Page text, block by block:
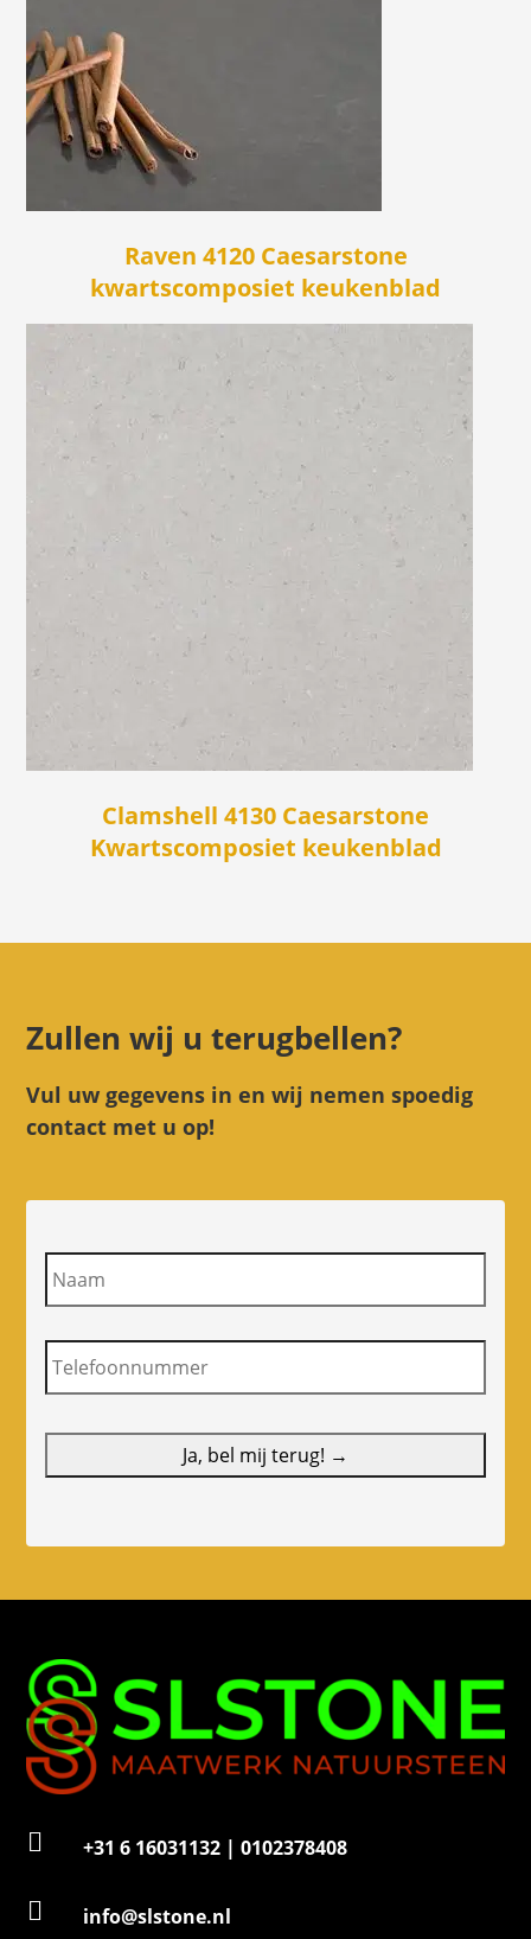
Raven 4120 Caesarstone
kwartscomposiet keukenblad
Clamshell 4130 Caesarstone
Kwartscomposiet keukenblad
Zullen wij u terugbellen?
Vul uw gegevens in en wij nemen spoedig
contact met u op!
N
a
T
e
f
o
u
m
 +31 6 16031132 | 0102378408
 info@slstone.nl